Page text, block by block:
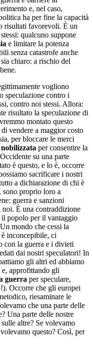
e, nel caso,
ha per fine la capacità
risultati favorevoli. È un
qualcuno suppone
e limitare la potenza
senza catastrofe anche
chiaro: a rischio del
vogliono
speculazione contro i
contro noi stessi. Allora:
risultato la speculazione di
montato questo
vendere a maggior costo
per bloccare le merci
per consentire la
su una parte
è questo, e lo è, occorre
sacrificare i nostri
a dichiarazione di chi è
sono proprio loro a
guerra e sanzioni
È una contraddizione
il popolo per il vantaggio
mondo che cessi la
inconcepibile, ci
con la guerra e i divieti
dai nostri speculatori! In
gli altri ed abbiamo
approfittando gli
guerra per speculare,
Occorre che gli europei
riesaminare le
che una parte delle
Una parte delle nostre
altre? Se volevamo
questo? Così, per